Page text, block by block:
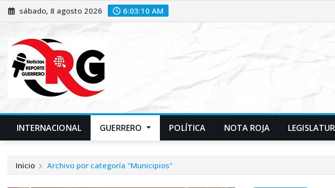
Saltar
al
sábado, 8 agosto 2026 6:03:11 AM
INTERNACIONAL GUERRERO POLÍTICA NOTA ROJA
Inicio Archivo por categoría "Municipios"